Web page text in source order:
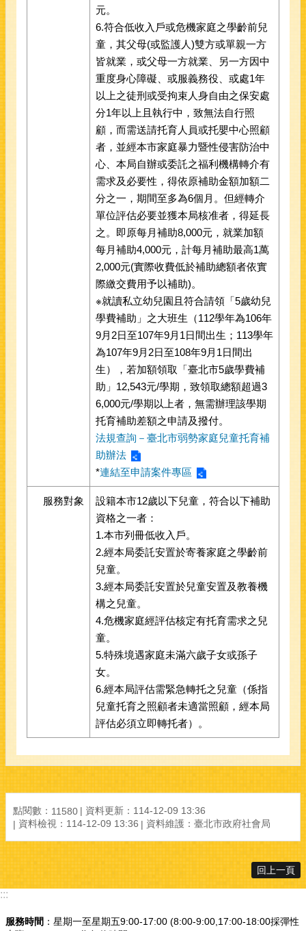
元。
6.符合低收入戶或危機家庭之學齡前兒
童，其父母(或監護人)雙方或單親一方
皆就業，或父母一方就業、另一方因中
重度身心障礙、或服義務役、或處1年
以上之徒刑或受拘束人身自由之保安處
分1年以上且執行中，致無法自行照
顧，而需送請托育人員或托嬰中心照顧
者，並經本市家庭暴力暨性侵害防治中
心、本局自辦或委託之福利機構轉介有
需求及必要性，得依原補助金額加額二
分之一，期間至多為6個月。但經轉介
單位評估必要並獲本局核准者，得延長
之。即原每月補助8,000元，就業加額
每月補助4,000元，計每月補助最高1萬
2,000元(實際收費低於補助總額者依實
際繳交費用予以補助)。
※就讀私立幼兒園且符合請領「5歲幼兒
學費補助」之大班生（112學年為106年
9月2日至107年9月1日間出生；113學年
為107年9月2日至108年9月1日間出
生），若加額領取「臺北市5歲學費補
助」12,543元/學期，致領取總額超過3
6,000元/學期以上者，無需辦理該學期
托育補助差額之申請及撥付。
法規查詢－臺北市弱勢家庭兒童托育補
助辦法
*連結至申請案件專區
服務對象
設籍本市12歲以下兒童，符合以下補助
資格之一者：
1.本市列冊低收入戶。
2.經本局委託安置於寄養家庭之學齡前
兒童。
3.經本局委託安置於兒童安置及教養機
構之兒童。
4.危機家庭經評估核定有托育需求之兒
童。
5.特殊境遇家庭未滿六歲子女或孫子
女。
6.經本局評估需緊急轉托之兒童（係指
兒童托育之照顧者未適當照顧，經本局
評估必須立即轉托者）。
點閱數： 11580 資料更新： 114-12-09 13:36
資料檢視： 114-12-09 13:36 資料維護： 臺北市政府社會局
回上一頁
:::
服務時間 ：星期一至星期五9:00-17:00 (8:00-9:00,17:00-18:00採彈性